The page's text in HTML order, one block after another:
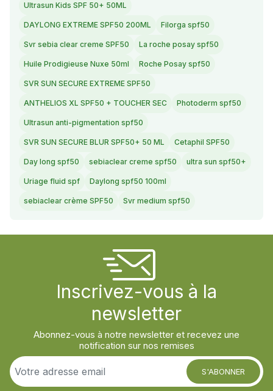
Ultrasun Kids SPF 50+ 50ML
DAYLONG EXTREME SPF50 200ML Filorga spf50
Svr sebia clear creme SPF50 La roche posay spf50
Huile Prodigieuse Nuxe 50ml Roche Posay spf50
SVR SUN SECURE EXTREME SPF50
ANTHELIOS XL SPF50 + TOUCHER SEC Photoderm spf50
Ultrasun anti-pigmentation spf50
SVR SUN SECURE BLUR SPF50+ 50 ML Cetaphil SPF50
Day long spf50 sebiaclear creme spf50 ultra sun spf50+
Uriage fluid spf Daylong spf50 100ml
sebiaclear crème SPF50 Svr medium spf50
Inscrivez-vous à la
newsletter
Abonnez-vous à notre newsletter et recevez une
notification sur nos remises
S'ABONNER